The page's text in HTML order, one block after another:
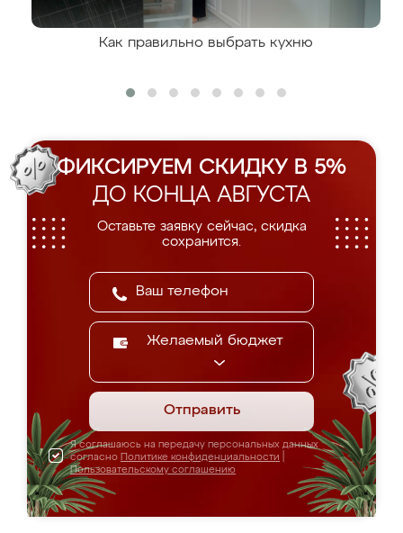
Как правильно выбрать кухню
ФИКСИРУЕМ СКИДКУ В 5%
ДО КОНЦА АВГУСТА
Оставьте заявку сейчас, скидка
сохранится.
Желаемый бюджет
Отправить
Я соглашаюсь на передачу персональных данных
согласно Политике конфиденциальности
Пользовательскому соглашению